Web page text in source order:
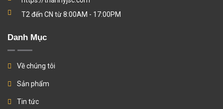
T2 đến CN từ 8:00AM - 17:00PM
Danh Mục
Về chúng tôi
Sản phẩm
Tin tức